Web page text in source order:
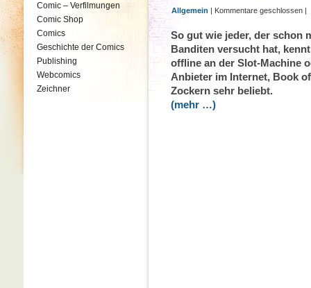
Comic – Verfilmungen
Comic Shop
Comics
Geschichte der Comics
Publishing
Webcomics
Zeichner
Allgemein | Kommentare geschlossen |
So gut wie jeder, der schon
Banditen versucht hat,
offline an der Slot-Machine
Anbieter im Internet, Book
Zockern sehr beliebt.
(mehr …)